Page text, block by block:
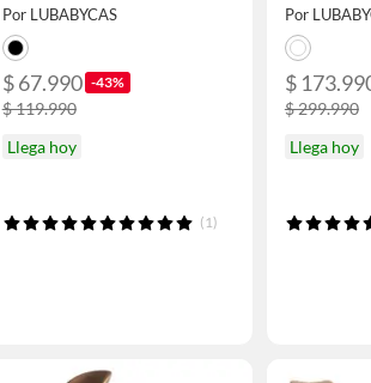
Por LUBABYCAS
$ 67.990 -43%
$ 119.990
Llega hoy
(1)
Por
$
$ 299.990
Llega hoy